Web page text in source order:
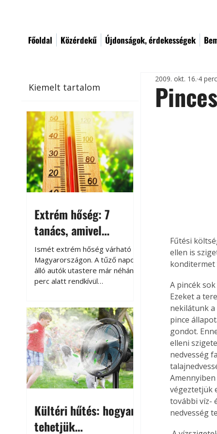
Főoldal Közérdekű Újdonságok, érdekességek
Kiemelt tartalom
Extrém hőség: 7
tanács, amivel
megóvhatjuk
autónkat a nyári
károktól
Ismét extrém hőség várható
Magyarországon. A tűző napon
álló autók utastere már néhány
perc alatt rendkívül
megközelítheti. Ez nemcsak a
beszállást teszi kellemetlenné,
hanem az autó állapotára és a
benne hagyott tárgyakra is
káros hatással lehet. Néhány
egyszerű óvintézkedéssel
azonban jelentősen
csökkenthetjük a hőség káros
Kültéri hűtés: hogyan
tehetjük
2009. okt. 16. 4
Fűtési
ellen is
konditermet
A pincék
Ezeket a
nekilátunk
pince
gondot.
elleni
nedvesség
végeztetjük
további víz-
nedvesség